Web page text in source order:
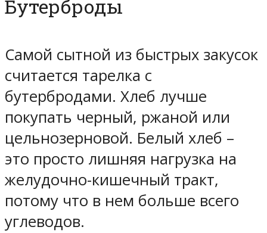
Бутерброды
Самой сытной из быстрых закусок
считается тарелка с
бутербродами. Хлеб лучше
покупать черный, ржаной или
цельнозерновой. Белый хлеб –
это просто лишняя нагрузка на
желудочно-кишечный тракт,
потому что в нем больше всего
углеводов.